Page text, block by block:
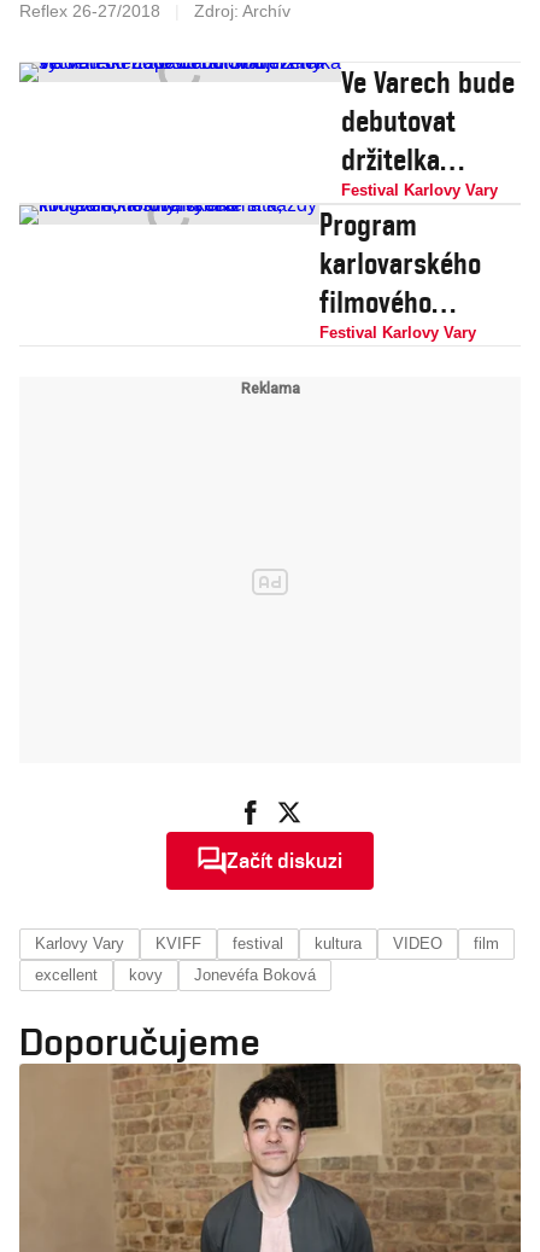
Reflex 26-27/2018 Zdroj: Archív
Ve Varech bude
debutovat
držitelka
studentského
Oscara. Soutěži
Na východ od
Západu
dominují ženy
Festival Karlovy Vary
Program
karlovarského
filmového
festivalu:
Festival Karlovy Vary
Začít diskuzi
Karlovy Vary KVIFF festival kultura VIDEO
film
excellent
kovy Jonevéfa Boková
Doporučujeme